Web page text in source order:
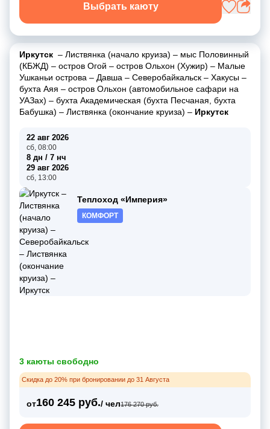
Выбрать каюту
Иркутск – Листвянка (начало круиза) – мыс Половинный
(КБЖД) – остров Огой – остров Ольхон (Хужир) – Малые
Ушканьи острова – Давша – Северобайкальск – Хакусы –
бухта Аяя – остров Ольхон (автомобильное сафари на
УАЗах) – бухта Академическая (бухта Песчаная, бухта
Бабушка) – Листвянка (окончание круиза) – Иркутск
22 авг 2026
сб, 08:00
8 дн / 7 нч
29 авг 2026
сб, 13:00
Теплоход «Империя»
КОМФОРТ
3 каюты свободно
Скидка до 20% при бронировании до 31 Августа
от160 245 руб./ чел176 270 руб.